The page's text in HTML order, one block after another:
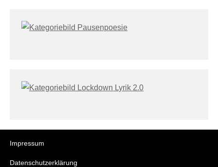
Impressum
Datenschutzerklärung